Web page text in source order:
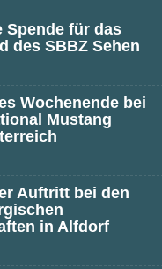
Spende für das
des SBBZ Sehen
Wochenende bei
Mustang
Auftritt bei den
in Alfdorf